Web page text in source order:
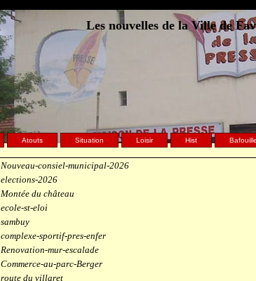
Les nouvelles de la Ville de
Atouts Situation Loisir Hist
Nouveau-consiel-municipal-2026
elections-2026
Montée du château
ecole-st-eloi
sambuy
complexe-sportif-pres-enfer
Renovation-mur-escalade
Commerce-au-parc-Berger
route du villaret